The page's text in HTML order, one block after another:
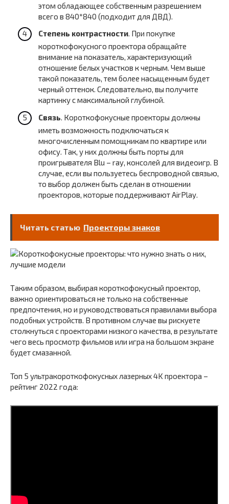
этом обладающее собственным разрешением
всего в 840*840 (подходит для ДВД).
Степень контрастности. При покупке
короткофокусного проектора обращайте
внимание на показатель, характеризующий
отношение белых участков к черным. Чем выше
такой показатель, тем более насыщенным будет
черный оттенок. Следовательно, вы получите
картинку с максимальной глубиной.
Связь . Короткофокусные проекторы должны
иметь возможность подключаться к
многочисленным помощникам по квартире или
офису. Так, у них должны быть порты для
проигрывателя Blu – ray, консолей для видеоигр. В
случае, если вы пользуетесь беспроводной связью,
то выбор должен быть сделан в отношении
проекторов, которые поддерживают AirPlay.
Читать статью Проекторы знаков
Таким образом, выбирая короткофокусный проектор,
важно ориентироваться не только на собственные
предпочтения, но и руководствоваться правилами выбора
подобных устройств. В противном случае вы рискуете
столкнуться с проекторами низкого качества, в результате
чего весь просмотр фильмов или игра на большом экране
будет смазанной.
Топ 5 ультракороткофокусных лазерных 4K проектора –
рейтинг 2022 года: